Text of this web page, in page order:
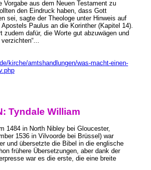
Vorgabe aus dem Neuen Testament zu
den Eindruck haben, dass Gott
sei, sagte der Theologe unter Hinweis auf
Paulus an die Korinther (Kapitel 14).
zudem dafür, die Worte gut abzuwägen und
kirche/amtshandlungen/was-macht-einen-
Tyndale William
1484 in North Nibley bei Gloucester,
1536 in Vilvoorde bei Brüssel) war
und übersetzte die Bibel in die englische
frühere Übersetzungen, aber dank der
war es die erste, die eine breite